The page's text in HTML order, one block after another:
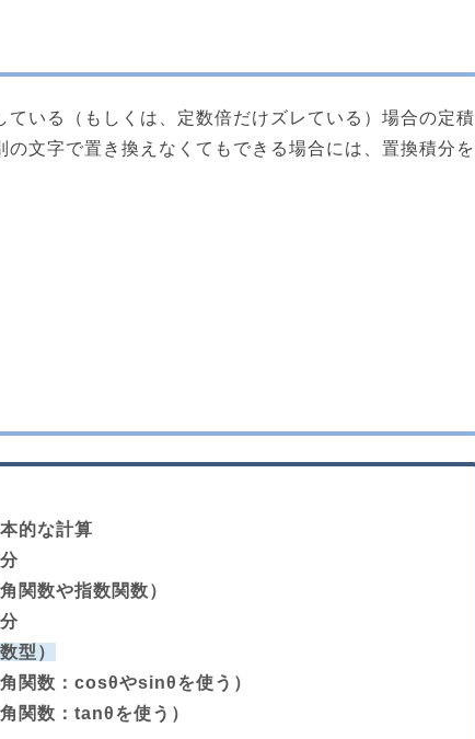
ている（もしくは、定数倍だけズレている）場合の定積
文字で置き換えなくてもできる場合には、置換積分を
的な計算
関数や指数関数）
型）
関数：cosθやsinθを使う）
関数：tanθを使う）